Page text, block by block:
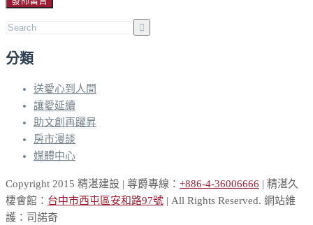
分類
送愛心到人間
讓愛延續
助文創再躍昇
房市漫談
媒體中心
Copyright 2015 精湛建設 | 尊爵專線： +886-4-36006666 | 精湛久
棲會館： 台中市西屯區安和路97號 | All Rights Reserved. 網站維
護：司諾奇